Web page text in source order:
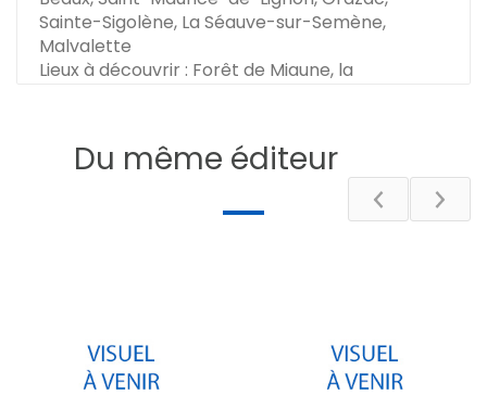
Sainte-Sigolène, La Séauve-sur-Semène,
Malvalette
Lieux à découvrir : Forêt de Miaune, la
Rochebaron
Dimensions : 121 cm x 96 cm
Du même éditeur